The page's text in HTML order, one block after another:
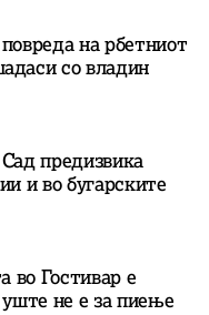
на рбетниот
со владин
предизвика
и во бугарските
во Гостивар е
не е за пиење